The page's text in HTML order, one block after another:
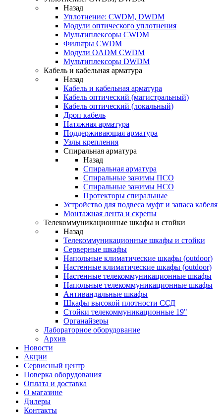
Назад
Уплотнение: CWDM, DWDM
Модули оптического уплотнения
Мультиплексоры CWDM
Фильтры CWDM
Модули OADM CWDM
Мультиплексоры DWDM
Кабель и кабельная арматура
Назад
Кабель и кабельная арматура
Кабель оптический (магистральный)
Кабель оптический (локальный)
Дроп кабель
Натяжная арматура
Поддерживающая арматура
Узлы крепления
Спиральная арматура
Назад
Спиральная арматура
Спиральные зажимы ПСО
Спиральные зажимы НСО
Протекторы спиральные
Устройство для подвеса муфт и запаса кабеля
Монтажная лента и скрепы
Телекоммуникационные шкафы и стойки
Назад
Телекоммуникационные шкафы и стойки
Серверные шкафы
Напольные климатические шкафы (outdoor)
Настенные климатические шкафы (outdoor)
Настенные телекоммуникационные шкафы
Напольные телекоммуникационные шкафы
Антивандальные шкафы
Шкафы высокой плотности ССД
Стойки телекоммуникационные 19"
Органайзеры
Лабораторное оборудование
Архив
Новости
Акции
Сервисный центр
Поверка оборудования
Оплата и доставка
О магазине
Дилеры
Контакты